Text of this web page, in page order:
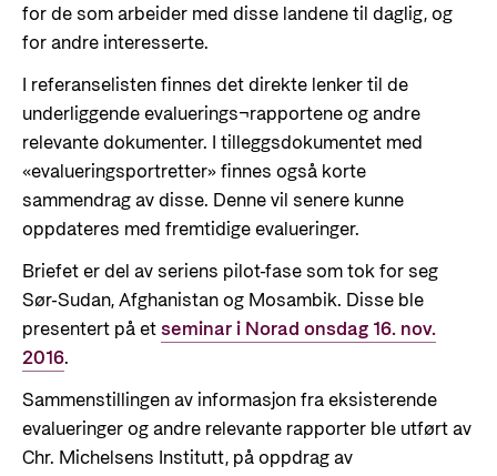
for de som arbeider med disse landene til daglig, og
for andre interesserte.
I referanselisten finnes det direkte lenker til de
underliggende evaluerings¬rapportene og andre
relevante dokumenter. I tilleggsdokumentet med
«evalueringsportretter» finnes også korte
sammendrag av disse. Denne vil senere kunne
oppdateres med fremtidige evalueringer.
Briefet er del av seriens pilot-fase som tok for seg
Sør-Sudan, Afghanistan og Mosambik. Disse ble
presentert på etseminar i Norad onsdag 16. nov.
2016.
Sammenstillingen av informasjon fra eksisterende
evalueringer og andre relevante rapporter ble utført av
Chr. Michelsens Institutt, på oppdrag av